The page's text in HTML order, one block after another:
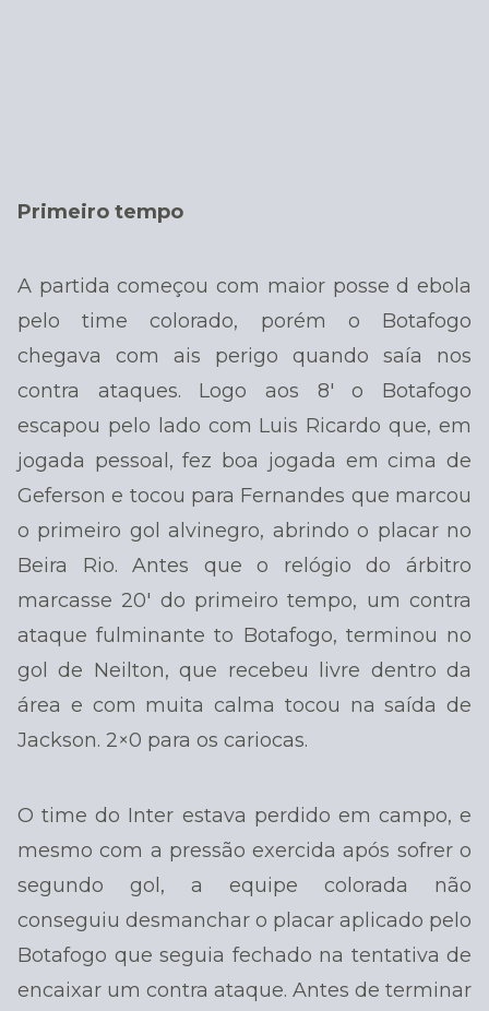
Primeiro tempo
A partida começou com maior posse d ebola
pelo time colorado, porém o Botafogo
chegava com ais perigo quando saía nos
contra ataques. Logo aos 8′ o Botafogo
escapou pelo lado com Luis Ricardo que, em
jogada pessoal, fez boa jogada em cima de
Geferson e tocou para Fernandes que marcou
o primeiro gol alvinegro, abrindo o placar no
Beira Rio. Antes que o relógio do árbitro
marcasse 20′ do primeiro tempo, um contra
ataque fulminante to Botafogo, terminou no
gol de Neilton, que recebeu livre dentro da
área e com muita calma tocou na saída de
Jackson. 2×0 para os cariocas.
O time do Inter estava perdido em campo, e
mesmo com a pressão exercida após sofrer o
segundo gol, a equipe colorada não
conseguiu desmanchar o placar aplicado pelo
Botafogo que seguia fechado na tentativa de
encaixar um contra ataque. Antes de terminar